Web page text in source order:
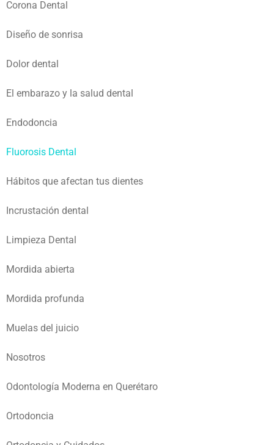
Corona Dental
Diseño de sonrisa
Dolor dental
El embarazo y la salud dental
Endodoncia
Fluorosis Dental
Hábitos que afectan tus dientes
Incrustación dental
Limpieza Dental
Mordida abierta
Mordida profunda
Muelas del juicio
Nosotros
Odontología Moderna en Querétaro
Ortodoncia